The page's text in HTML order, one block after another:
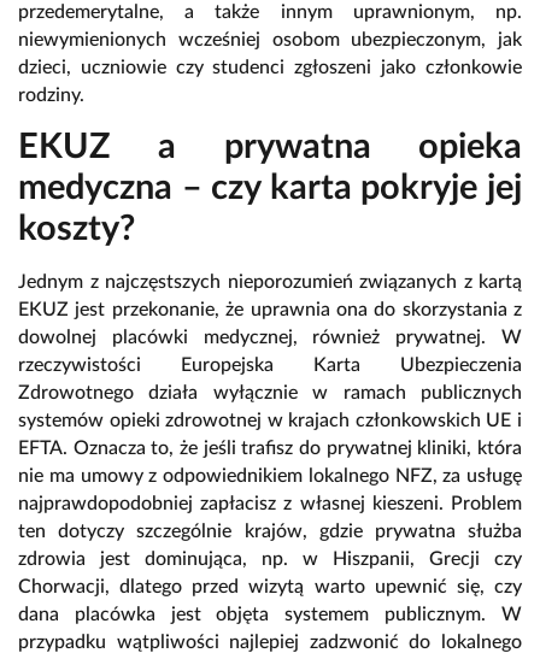
przedemerytalne, a także innym uprawnionym, np.
niewymienionych wcześniej osobom ubezpieczonym, jak
dzieci, uczniowie czy studenci zgłoszeni jako członkowie
rodziny.
EKUZ a prywatna opieka
medyczna – czy karta pokryje jej
koszty?
Jednym z najczęstszych nieporozumień związanych z kartą
EKUZ jest przekonanie, że uprawnia ona do skorzystania z
dowolnej placówki medycznej, również prywatnej. W
rzeczywistości Europejska Karta Ubezpieczenia
Zdrowotnego działa wyłącznie w ramach publicznych
systemów opieki zdrowotnej w krajach członkowskich UE i
EFTA. Oznacza to, że jeśli trafisz do prywatnej kliniki, która
nie ma umowy z odpowiednikiem lokalnego NFZ, za usługę
najprawdopodobniej zapłacisz z własnej kieszeni. Problem
ten dotyczy szczególnie krajów, gdzie prywatna służba
zdrowia jest dominująca, np. w Hiszpanii, Grecji czy
Chorwacji, dlatego przed wizytą warto upewnić się, czy
dana placówka jest objęta systemem publicznym. W
przypadku wątpliwości najlepiej zadzwonić do lokalnego